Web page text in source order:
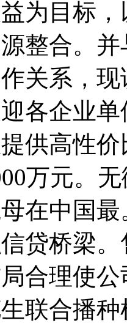
为目标
整合。
关系，
各企业
供高性
万元。
在中国
贷桥梁
合理使
联合播